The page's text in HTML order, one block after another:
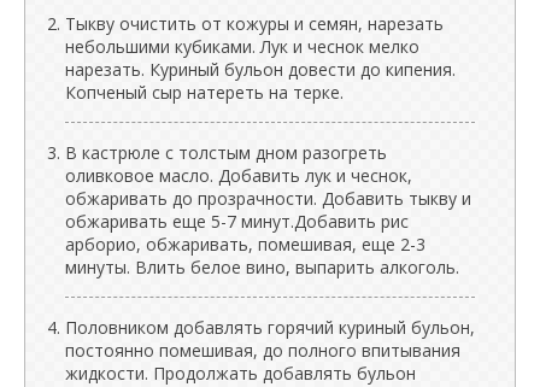
Тыкву очистить от кожуры и семян, нарезать
небольшими кубиками. Лук и чеснок мелко
нарезать. Куриный бульон довести до кипения.
Копченый сыр натереть на терке.
В кастрюле с толстым дном разогреть
оливковое масло. Добавить лук и чеснок,
обжаривать до прозрачности. Добавить тыкву и
обжаривать еще 5-7 минут.Добавить рис
арборио, обжаривать, помешивая, еще 2-3
минуты. Влить белое вино, выпарить алкоголь.
Половником добавлять горячий куриный бульон,
постоянно помешивая, до полного впитывания
жидкости. Продолжать добавлять бульон